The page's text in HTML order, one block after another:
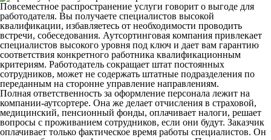
Повсеместное распространение услуги говорит о выгоде для
работодателя. Вы получаете специалистов высокой
квалификации, избавляетесь от необходимости проводить
встречи, собеседования. Аутсортинговая компания привлекает
специалистов высокого уровня под ключ и дает вам гарантию
соответствия конкретного работника квалификационным
критериям. Работодатель сокращает штат постоянных
сотрудников, может не содержать штатные подразделения по
переданным на сторонне управление направлениям.
Полная ответственность за оформление персонала лежит на
компании-аутсортере. Она же делает отчисления в страховой,
медицинский, пенсионный фонды, оплачивает налоги, решает
вопросы с проживанием сотрудников, если они будут. Заказчик
оплачивает только фактическое время работы специалистов. Он